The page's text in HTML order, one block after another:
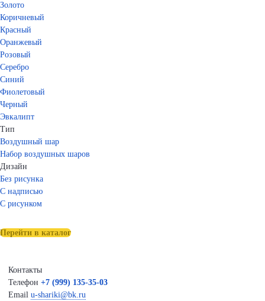
Золото
Коричневый
Красный
Оранжевый
Розовый
Серебро
Синий
Фиолетовый
Черный
Эвкалипт
Тип
Воздушный шар
Набор воздушных шаров
Дизайн
Без рисунка
С надписью
С рисунком
Перейти в каталог
Контакты
Телефон +7 (999) 135-35-03
Email u-shariki@bk.ru